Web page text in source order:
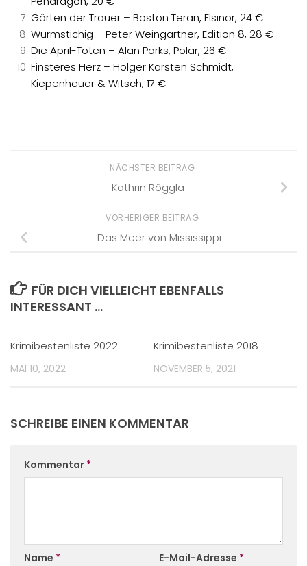
Gärten der Trauer – Boston Teran, Elsinor, 24 €
Wurmstichig – Peter Weingartner, Edition 8, 28 €
Die April-Toten – Alan Parks, Polar, 26 €
Finsteres Herz – Holger Karsten Schmidt,
Kiepenheuer & Witsch, 17 €
NÄCHSTER BEITRAG
Kathrin Röggla
VORHERIGER BEITRAG
Das Meer von Mississippi
FÜR DICH VIELLEICHT EBENFALLS
INTERESSANT …
Krimibestenliste 2022
MAI 10, 2022
Krimibestenliste 2018
NOVEMBER 5, 2021
SCHREIBE EINEN KOMMENTAR
Kommentar *
Name * E-Mail-Adresse *